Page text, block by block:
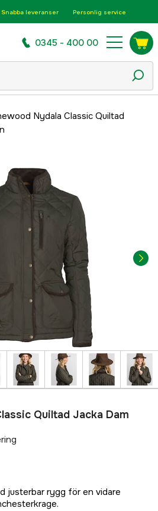
Snabba leveranser Personlig service
0345 - 400 00
Nydala Classic Quiltad
Quiltad Jacka Dam
justerbar rygg för en vidare